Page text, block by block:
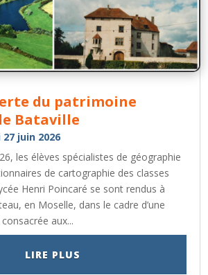
du patrimoine
Bataville
juin 2026
les élèves spécialistes de géographie
de cartographie des classes
Henri Poincaré se sont rendus à
en Moselle, dans le cadre d’une
aux...
LIRE PLUS